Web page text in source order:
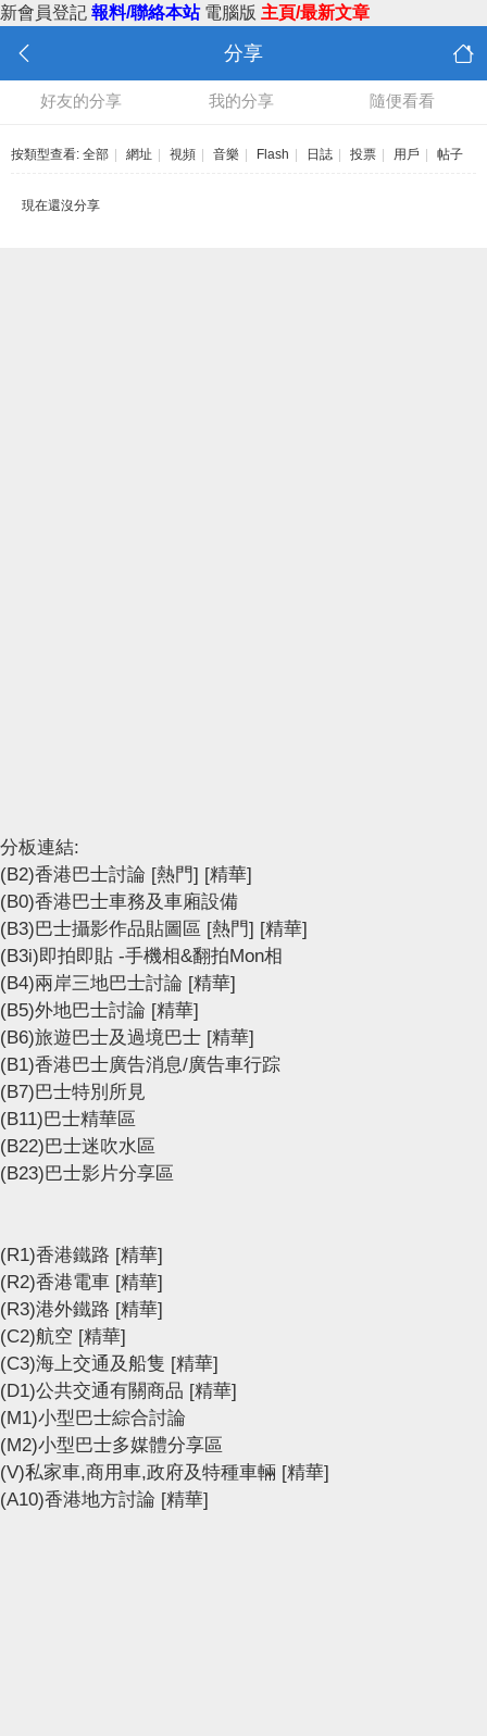
新會員登記 報料/聯絡本站 電腦版 主頁/最新文章
分享
好友的分享 我的分享 隨便看看
按類型查看: 全部 網址 視頻 音樂 Flash 日誌 投票 用戶 帖子
現在還沒分享
分板連結:
(B2)香港巴士討論 [熱門] [精華]
(B0)香港巴士車務及車廂設備
(B3)巴士攝影作品貼圖區 [熱門] [精華]
(B3i)即拍即貼 -手機相&翻拍Mon相
(B4)兩岸三地巴士討論 [精華]
(B5)外地巴士討論 [精華]
(B6)旅遊巴士及過境巴士 [精華]
(B1)香港巴士廣告消息/廣告車行踪
(B7)巴士特別所見
(B11)巴士精華區
(B22)巴士迷吹水區
(B23)巴士影片分享區
(R1)香港鐵路 [精華]
(R2)香港電車 [精華]
(R3)港外鐵路 [精華]
(C2)航空 [精華]
(C3)海上交通及船隻 [精華]
(D1)公共交通有關商品 [精華]
(M1)小型巴士綜合討論
(M2)小型巴士多媒體分享區
(V)私家車,商用車,政府及特種車輛 [精華]
(A10)香港地方討論 [精華]